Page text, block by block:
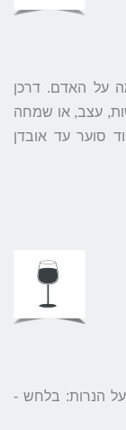
על האדם. דרכן
עצב, או שמחה
סוער עד אובדן
על הנרות: בלחש -